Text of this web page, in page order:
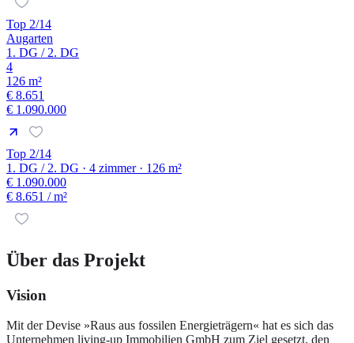
Top 2/14
Augarten
1. DG / 2. DG
4
126 m²
€ 8.651
€ 1.090.000
Top 2/14
1. DG / 2. DG · 4 zimmer · 126 m²
€ 1.090.000
€ 8.651 / m²
Über das Projekt
Vision
Mit der Devise »Raus aus fossilen Energieträgern« hat es sich das
Unternehmen living-up Immobilien GmbH zum Ziel gesetzt, den